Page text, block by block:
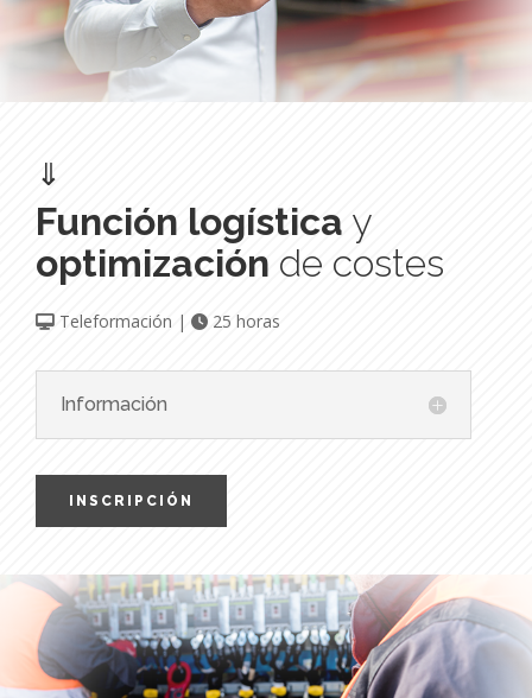
⇓
Función logística y
optimización de costes
Teleformación | 25 horas
Información
INSCRIPCIÓN